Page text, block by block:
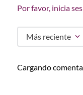
Por favor, inicia
Más reciente
Cargando